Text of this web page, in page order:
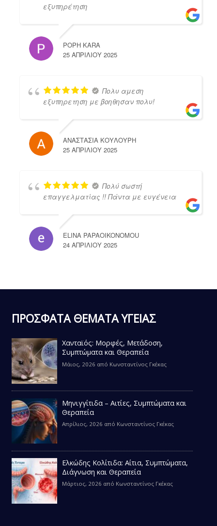
εξυπηρέτηση
POPH KARA
25 ΑΠΡΙΛΊΟΥ 2025
Πολυ αμεση
εξυπηρετηση με βοηθησαν πολυ!
ΑΝΑΣΤΑΣΙΑ ΚΟΥΛΟΥΡΗ
25 ΑΠΡΙΛΊΟΥ 2025
Πολύ σωστή
επαγγελματίας !! Πάντα με ευγένεια
ELINA PAPAOIKONOMOU
24 ΑΠΡΙΛΊΟΥ 2025
ΠΡΟΣΦΑΤΑ ΘΕΜΑΤΑ ΥΓΕΙΑΣ
Χανταϊός: Μορφές, Μετάδοση,
Συμπτώματα και Θεραπεία
Μάιος, 2026 από Κωνσταντίνος Γκέκας
Μηνιγγίτιδα – Αιτίες, Συμπτώματα και
Θεραπεία
Απρίλιος, 2026 από Κωνσταντίνος Γκέκας
Ελκώδης Κολίτιδα: Αίτια, Συμπτώματα,
Διάγνωση και Θεραπεία
Μάρτιος, 2026 από Κωνσταντίνος Γκέκας